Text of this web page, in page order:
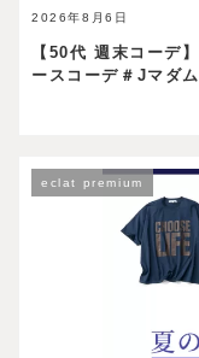
2026年8月6日
【50代 週末コーデ
ースコーデ＃Jマダ
eclat premium